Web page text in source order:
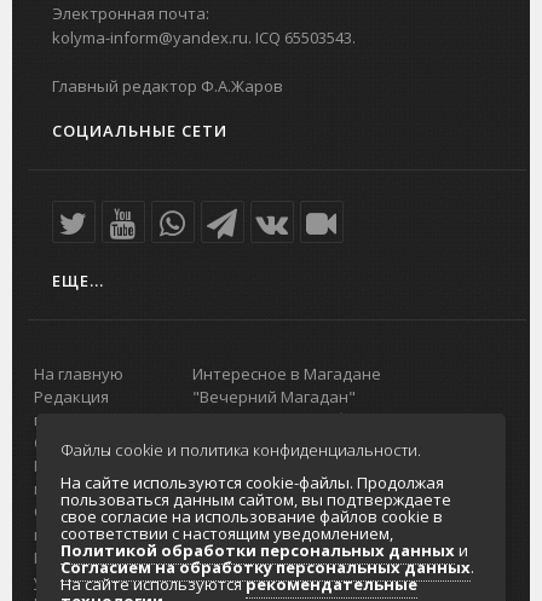
Электронная почта:
kolyma-inform@yandex.ru. ICQ 65503543.
Главный редактор Ф.А.Жаров
СОЦИАЛЬНЫЕ СЕТИ
ЕЩЕ...
На главную
Редакция
портала
О проекте
Реклама на
портале
Отзывы и
предложения
Интернет-
услуги
Интересное в Магадане
"Вечерний Магадан"
Городская доска объявлений
Реклама
Главный туристический портал
Колымы
Политика в отношении обработки
персональных данных
Согласие на обработку персональных
данных
Файлы cookie и политика конфиденциальности.
На сайте используются cookie-файлы. Продолжая
пользоваться данным сайтом, вы подтверждаете
свое согласие на использование файлов cookie в
соответствии с настоящим уведомлением,
Политикой обработки персональных данныхи
Согласием на обработку персональных данных.
На сайте используютсярекомендательные